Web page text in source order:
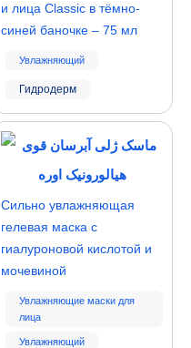
Гидродерм
и лица Classic в тёмно-
синей баночке – 75 мл
Увлажняющий
Сильно увлажняющая
гелевая маска с
гиалуроновой кислотой и
мочевиной
Увлажняющие маски для
лица
Увлажняющий